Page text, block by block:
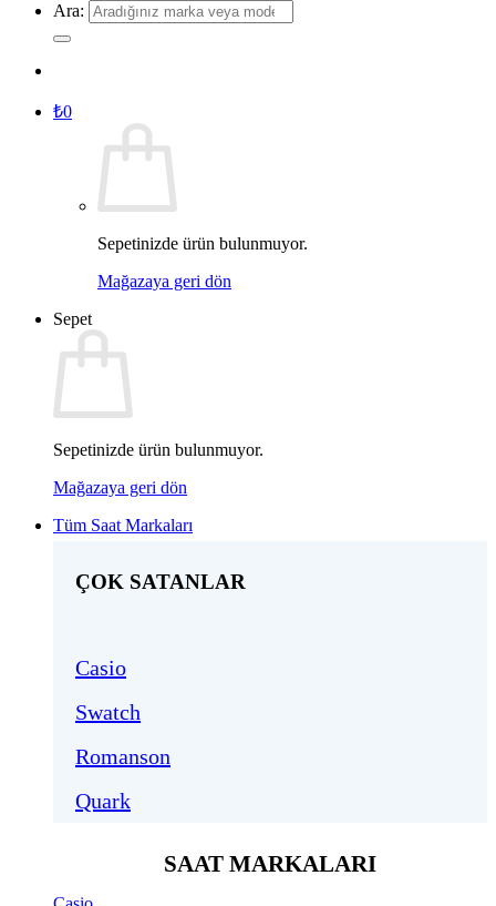
Ara:
₺0
Sepetinizde ürün bulunmuyor.
Mağazaya geri dön
Sepet
Sepetinizde ürün bulunmuyor.
Mağazaya geri dön
Tüm Saat Markaları
ÇOK SATANLAR
Casio
Swatch
Romanson
Quark
SAAT MARKALARI